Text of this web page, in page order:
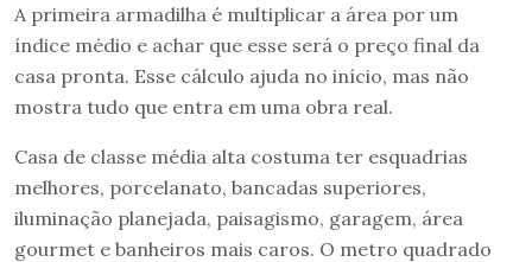
A primeira armadilha é multiplicar a área por um
índice médio e achar que esse será o preço final da
casa pronta. Esse cálculo ajuda no início, mas não
mostra tudo que entra em uma obra real.
Casa de classe média alta costuma ter esquadrias
melhores, porcelanato, bancadas superiores,
iluminação planejada, paisagismo, garagem, área
gourmet e banheiros mais caros. O metro quadrado